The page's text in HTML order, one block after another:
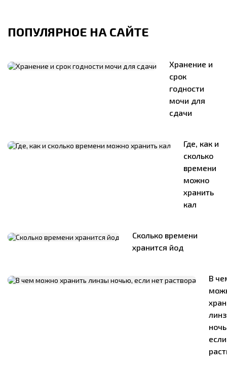
ПОПУЛЯРНОЕ НА САЙТЕ
Хранение и
срок
годности
мочи для
сдачи
Где, как и
сколько
времени
можно
хранить
кал
Сколько времени
хранится йод
В